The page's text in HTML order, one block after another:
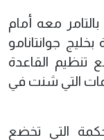
معه أمام
جوانتانامو
تنظيم القاعدة
التي شنت في
التي تخضع